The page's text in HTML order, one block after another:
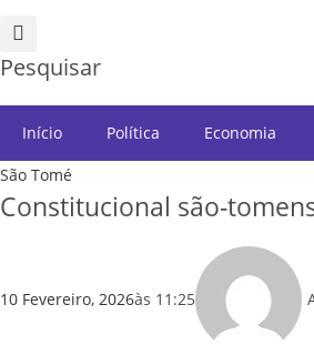
Pesquisar
Início Política Economia
São Tomé
Constitucional são-
10 Fevereiro, 2026às 11:25